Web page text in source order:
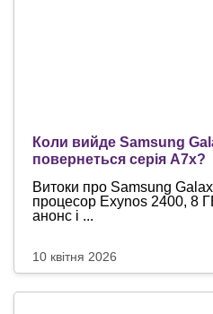
Коли вийде Samsung
повернеться серія A7x?
Витоки про Samsung
процесор Exynos 2400, 8
анонс і ...
10 квітня 2026